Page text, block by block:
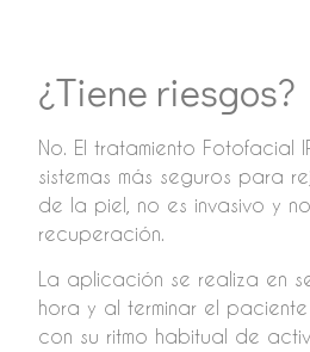
¿Tiene riesgos?
No. El tratamiento Fotofacial
sistemas más seguros para
de la piel, no es invasivo y
recuperación.
La aplicación se realiza en
hora y al terminar el
con su ritmo habitual de